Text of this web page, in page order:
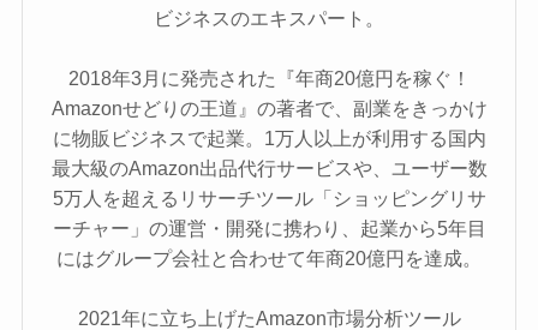
ビジネスのエキスパート。
2018年3月に発売された『年商20億円を稼ぐ！
Amazonせどりの王道』の著者で、副業をきっかけ
に物販ビジネスで起業。1万人以上が利用する国内
最大級のAmazon出品代行サービスや、ユーザー数
5万人を超えるリサーチツール「ショッピングリサ
ーチャー」の運営・開発に携わり、起業から5年目
にはグループ会社と合わせて年商20億円を達成。
2021年に立ち上げたAmazon市場分析ツール